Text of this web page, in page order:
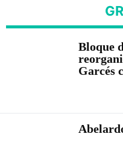
Bloque
Garcés